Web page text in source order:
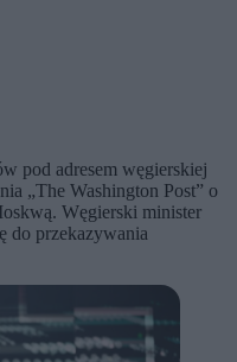
pod adresem węgierskiej
„The Washington Post” o
Węgierski minister
do przekazywania